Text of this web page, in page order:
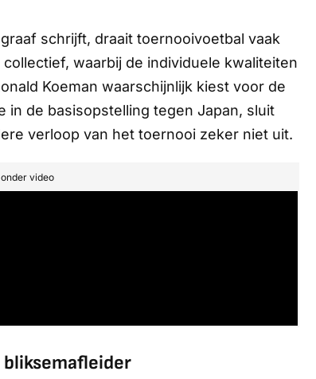
schrijft, draait toernooivoetbal vaak
waarbij de individuele kwaliteiten
Koeman waarschijnlijk kiest voor de
in de basisopstelling tegen Japan, sluit
verloop van het toernooi zeker niet uit.
video
bliksemafleider